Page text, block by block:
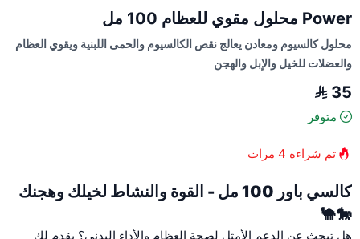
Power محلول مقوي للعظام 100 مل
محلول كالسيوم ومعادن يعالج نقص الكالسيوم والحمى اللبنية ويقوي العظام
والعضلات للخيل والإبل والهجن
35
متوفر
تم شراءه 4 مرات
كالسي باور 100 مل - القوة والنشاط لخيلك وهجنك
🐎🐪
هل تبحث عن الدعم الأمثل لصحة العظام والأداء البدني؟ يقدم لك